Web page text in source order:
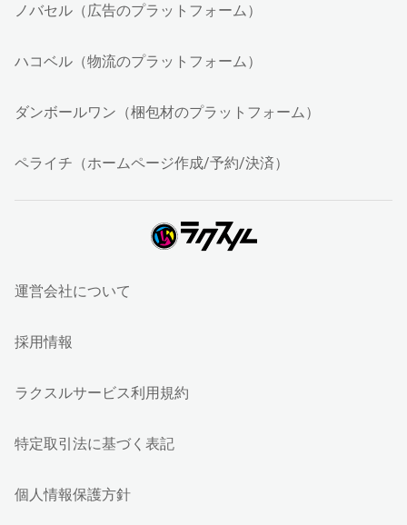
ノバセル（広告のプラットフォーム）
ハコベル（物流のプラットフォーム）
ダンボールワン（梱包材のプラットフォーム）
ペライチ（ホームページ作成/予約/決済）
運営会社について
採用情報
ラクスルサービス利用規約
特定取引法に基づく表記
個人情報保護方針